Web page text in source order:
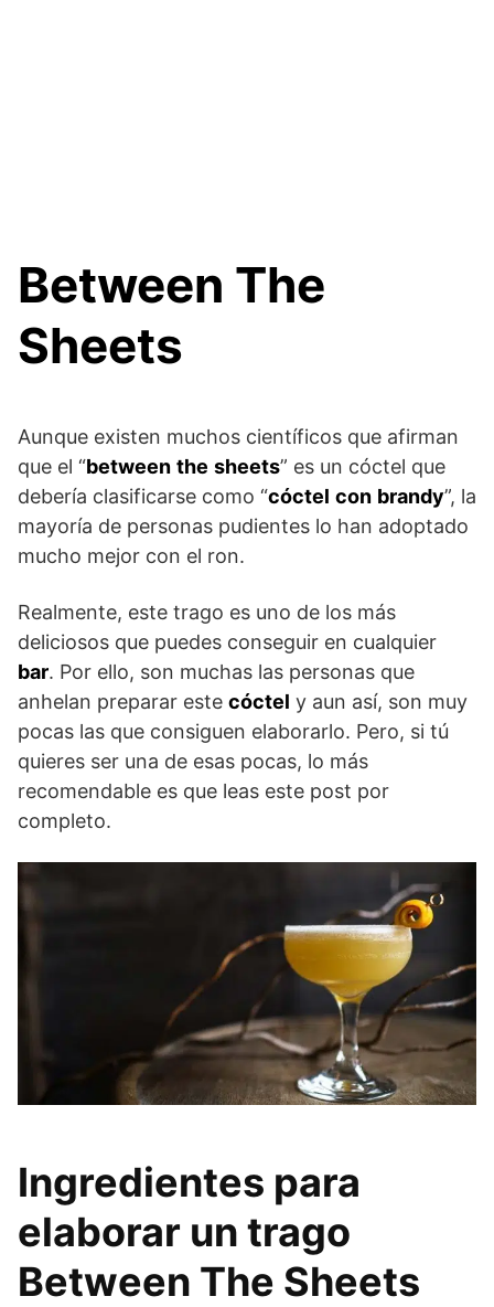
Between The
Sheets
Aunque existen muchos científicos que afirman
que el “between the sheets” es un cóctel que
debería clasificarse como “cóctel con brandy”, la
mayoría de personas pudientes lo han adoptado
mucho mejor con el ron.
Realmente, este trago es uno de los más
deliciosos que puedes conseguir en cualquier
bar. Por ello, son muchas las personas que
anhelan preparar este cóctel y aun así, son muy
pocas las que consiguen elaborarlo. Pero, si tú
quieres ser una de esas pocas, lo más
recomendable es que leas este post por
completo.
Ingredientes para
elaborar un trago
Between The Sheets